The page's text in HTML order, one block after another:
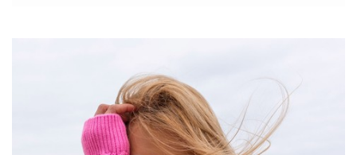
nieodzownym elementem damskiej garderoby. Nie tylko
zapewniają ciepło, ale także dodają stylu każdej jesiennej i
zimowej stylizacji. Właśnie teraz naszahurtownia swetrów
odkrywa przed Wami szeroki wybór modnych swetrów
damskich, które doskonale dopełnią asortyment Twojego